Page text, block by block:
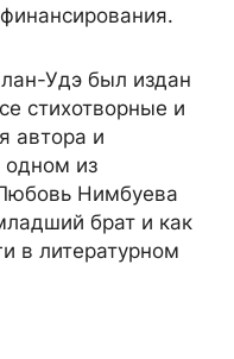
Удэ был издан
стихотворные и
автора и
из
Нимбуева
брат и как
в литературном